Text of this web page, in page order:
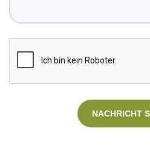
NACHRICHT